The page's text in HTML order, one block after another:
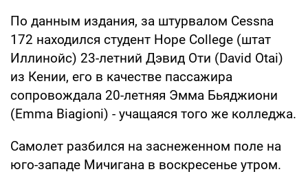
По данным издания, за штурвалом Cessna
172 находился студент Hope College (штат
Иллинойс) 23-летний Дэвид Оти (David Otai)
из Кении, его в качестве пассажира
сопровождала 20-летняя Эмма Бьяджиони
(Emma Biagioni) - учащаяся того же колледжа.
Самолет разбился на заснеженном поле на
юго-западе Мичигана в воскресенье утром.